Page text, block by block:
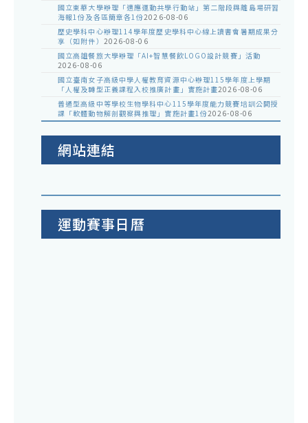
國立東華大學辦理「適應運動共學行動站」第二階段與離島場研習
海報1份及各區簡章各1份2026-08-06
歷史學科中心辦理114學年度歷史學科中心線上讀書會暑期成果分
享（如附件） 2026-08-06
國立高雄餐旅大學辦理「AI+智慧餐飲LOGO設計競賽」活動
2026-08-06
國立臺南女子高級中學人權教育資源中心辦理115學年度上學期
「人權及轉型正義課程入校推廣計畫」實施計畫2026-08-06
普通型高級中等學校生物學科中心115學年度能力競賽培訓公開授
課「軟體動物解剖觀察與推理」實施計畫1份2026-08-06
網站連結
運動賽事日曆